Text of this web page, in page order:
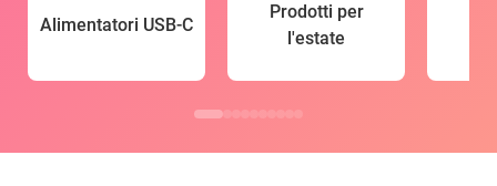
Alimentatori USB-C
Prodotti per
l'estate